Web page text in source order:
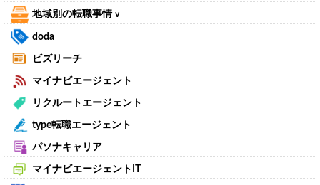
地域別の転職事情 ∨
doda
ビズリーチ
マイナビエージェント
リクルートエージェント
type転職エージェント
パソナキャリア
マイナビエージェントIT